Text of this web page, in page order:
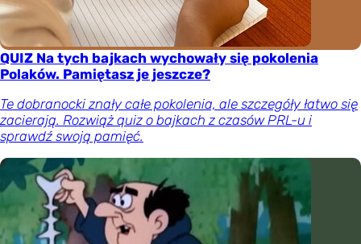
QUIZ Na tych bajkach wychowały się pokolenia
Polaków. Pamiętasz je jeszcze?
Te dobranocki znały całe pokolenia, ale szczegóły łatwo się
zacierają. Rozwiąż quiz o bajkach z czasów PRL-u i
sprawdź swoją pamięć.